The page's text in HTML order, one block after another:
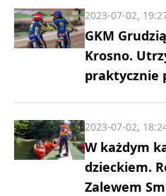
GKM
Krosno.
praktycznie
2023-07-02,
W każdym
dzieckiem.
Zalewem
2023-07-02,